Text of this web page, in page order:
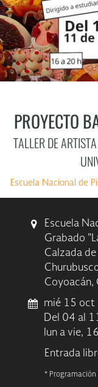
PROYECTO
TALLER DE
Escuela Nacional de
Escuela
Grabado
Calzada
Coyoacán,
mié 15
Del 04 al
lun a vie,
Entrada
*